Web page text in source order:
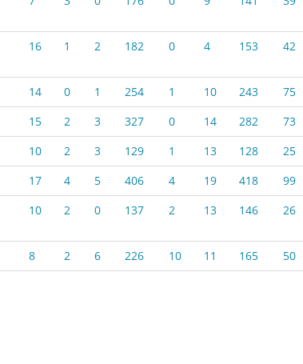
16 1 2 182 0 4 153 42
14 0 1 254 1 10 243 75
15 2 3 327 0 14 282 73
10 2 3 129 1 13 128 25
17 4 5 406 4 19 418 99
10 2 0 137 2 13 146 26
8 2 6 226 10 11 165 50